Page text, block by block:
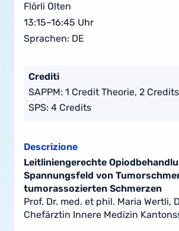
Flörli Olten
13:15–16:45 Uhr
Sprachen: DE
Crediti
SAPPM: 1 Credit Theorie, 2
SPS: 4 Credits
Descrizione
Leitliniengerechte
Spannungsfeld von
tumorassozierten Schmerzen
Prof. Dr. med. et phil. Maria Wertli,
Chefärztin Innere Medizin